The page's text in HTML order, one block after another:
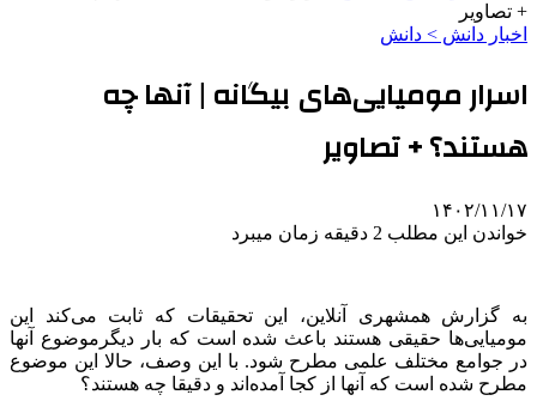
+ تصاویر
اخبار دانش > دانش
اسرار مومیایی‌های بیگانه | آنها چه
هستند؟ + تصاویر
۱۴۰۲/۱۱/۱۷
خواندن این مطلب 2 دقیقه زمان میبرد
به گزارش همشهری آنلاین، این تحقیقات که ثابت می‌کند این
مومیایی‌ها حقیقی هستند باعث شده است که بار دیگرموضوع آنها
در جوامع مختلف علمی مطرح شود. با این وصف، حالا این موضوع
مطرح شده است که آنها از کجا آمده‌اند و دقیقا چه هستند؟